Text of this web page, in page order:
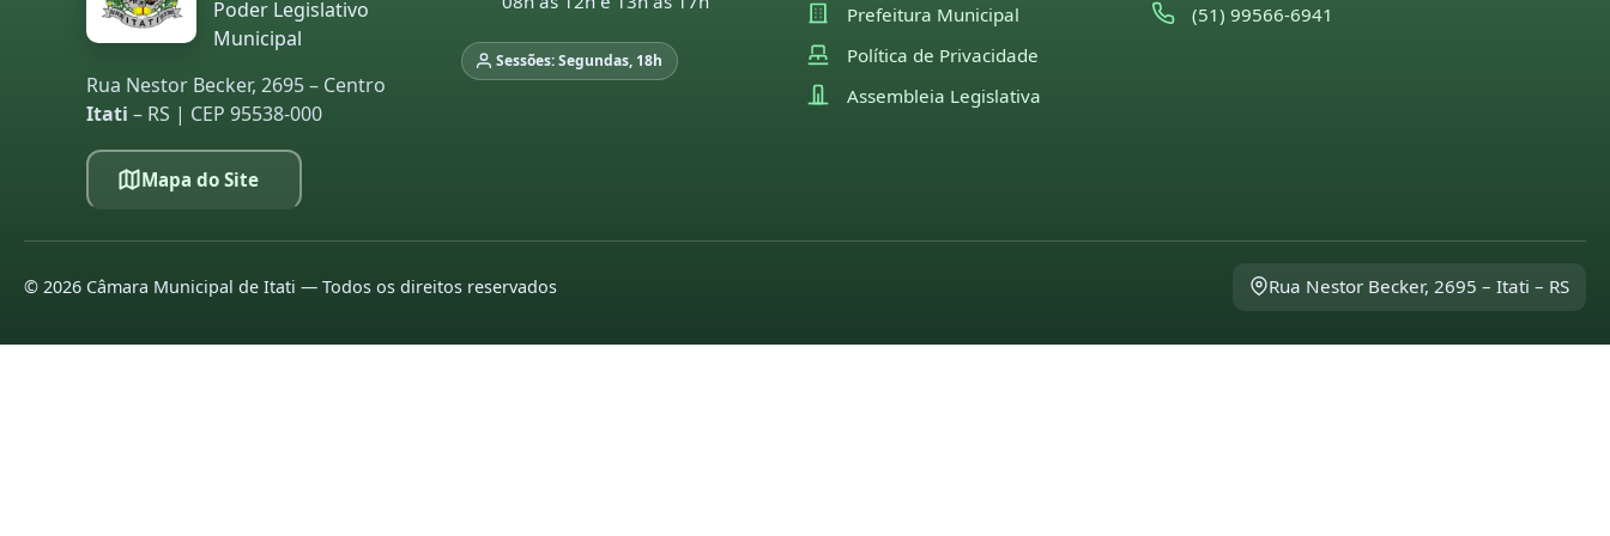
Poder Legislativo
Municipal
Rua Nestor Becker, 2695 – Centro
Itati – RS | CEP 95538-000
Mapa do Site
Sessões: Segundas, 18h
Prefeitura Municipal
Política de Privacidade
Assembleia Legislativa
(51) 99566-6941
© 2026 Câmara Municipal de Itati — Todos os direitos reservados Rua Nestor Becker, 2695 – Itati – RS